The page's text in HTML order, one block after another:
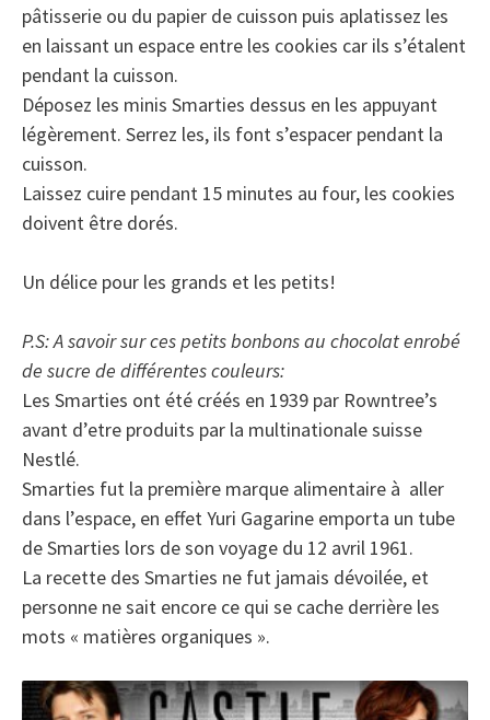
pâtisserie ou du papier de cuisson puis aplatissez les
en laissant un espace entre les cookies car ils s’étalent
pendant la cuisson.
Déposez les minis Smarties dessus en les appuyant
légèrement. Serrez les, ils font s’espacer pendant la
cuisson.
Laissez cuire pendant 15 minutes au four, les cookies
doivent être dorés.
Un délice pour les grands et les petits!
P.S: A savoir sur ces petits bonbons au chocolat enrobé
de sucre de différentes couleurs:
Les Smarties ont été créés en 1939 par Rowntree’s
avant d’etre produits par la multinationale suisse
Nestlé.
Smarties fut la première marque alimentaire à aller
dans l’espace, en effet Yuri Gagarine emporta un tube
de Smarties lors de son voyage du 12 avril 1961.
La recette des Smarties ne fut jamais dévoilée, et
personne ne sait encore ce qui se cache derrière les
mots « matières organiques ».